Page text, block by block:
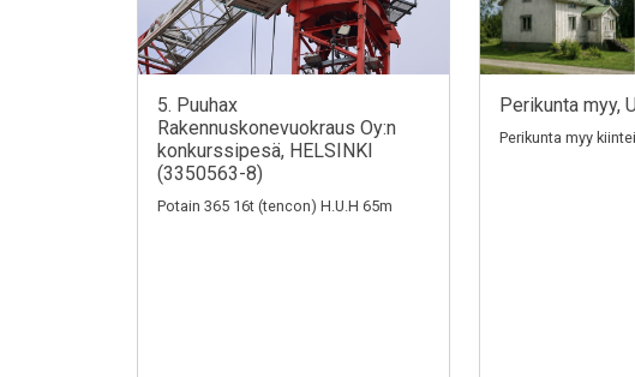
5. Puuhax
Rakennuskonevuokraus Oy:n
konkurssipesä, HELSINKI
(3350563-8)
Potain 365 16t (tencon) H.U.H 65m
Perikunta myy,
Perikunta myy